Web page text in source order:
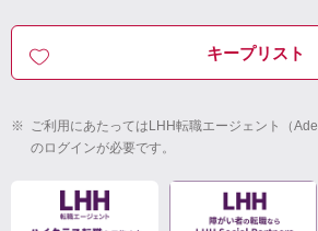
キープリスト
※ ご利用にあたってはLHH転職エージェント（
のログインが必要です。